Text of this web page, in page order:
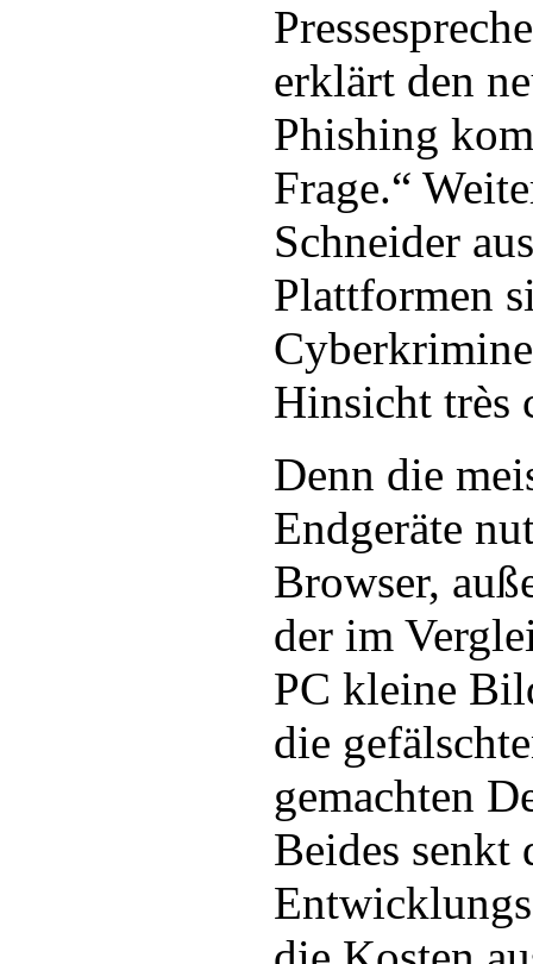
erklärt den
Phishing
Frage.“
Schneider
Plattformen
Hinsicht très
Denn die
Endgeräte
Browser,
der im
PC kleine
die
gemachten
Beides senkt